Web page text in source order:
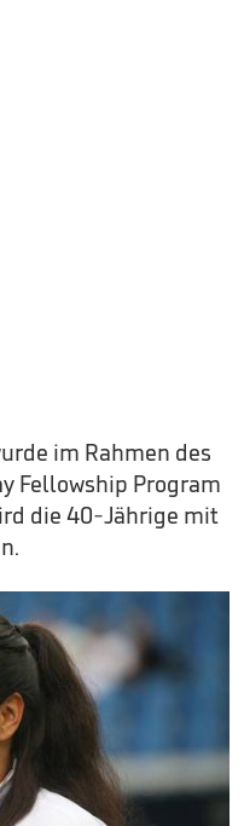
im Rahmen des
Fellowship Program
die 40-Jährige mit